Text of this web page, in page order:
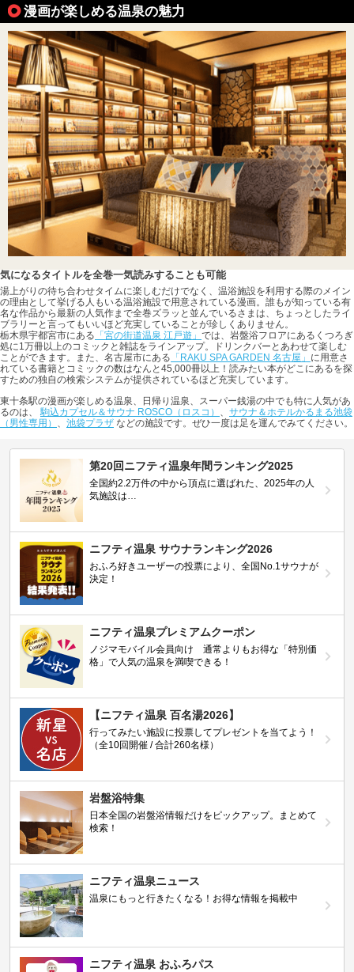
漫画が楽しめる温泉の魅力
気になるタイトルを全巻一気読みすることも可能
湯上がりの待ち合わせタイムに楽しむだけでなく、温浴施設を利用する際のメイン
の理由として挙げる人もいる温浴施設で用意されている漫画。誰もが知っている有
名な作品から最新の人気作まで全巻ズラッと並んでいるさまは、ちょっとしたライ
ブラリーと言ってもいいほど充実していることが珍しくありません。
栃木県宇都宮市にある 「宮の街道温泉 江戸遊」 では、岩盤浴フロアにあるくつろぎ
処に1万冊以上のコミックと雑誌をラインアップ。ドリンクバーとあわせて楽しむ
ことができます。また、名古屋市にある 「RAKU SPA GARDEN 名古屋」 に用意さ
れている書籍とコミックの数はなんと45,000冊以上！読みたい本がどこにあるを探
すための独自の検索システムが提供されているほど充実しています。
東十条駅の漫画が楽しめる温泉、日帰り温泉、スーパー銭湯の中でも特に人気があ
るのは、駒込カプセル＆サウナ ROSCO（ロスコ） 、 サウナ＆ホテルかるまる池袋
（男性専用） 、 池袋プラザ などの施設です。ぜひ一度は足を運んでみてください。
第20回ニフティ温泉年間ランキング2025
全国約2.2万件の中から頂点に選ばれた、2025年の人
気施設は…
ニフティ温泉 サウナランキング2026
おふろ好きユーザーの投票により、全国No.1サウナが
決定！
ニフティ温泉プレミアムクーポン
ノジマモバイル会員向け 通常よりもお得な「特別価
格」で人気の温泉を満喫できる！
【ニフティ温泉 百名湯2026】
行ってみたい施設に投票してプレゼントを当てよう！
（全10回開催 / 合計260名様）
岩盤浴特集
日本全国の岩盤浴情報だけをピックアップ。まとめて
検索！
ニフティ温泉ニュース
温泉にもっと行きたくなる！お得な情報を掲載中
ニフティ温泉 おふろパス